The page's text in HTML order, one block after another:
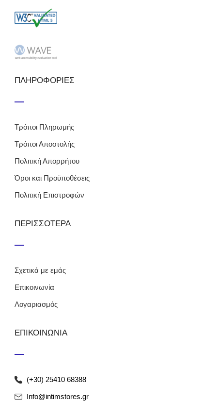
ΠΛΗΡΟΦΟΡΙΕΣ
Τρόποι Πληρωμής
Τρόποι Αποστολής
Πολιτική Απορρήτου
Όροι και Προϋποθέσεις
Πολιτική Επιστροφών
ΠΕΡΙΣΣΟΤΕΡΑ
Σχετικά με εμάς
Επικοινωνία
Λογαριασμός
ΕΠΙΚΟΙΝΩΝΙΑ
(+30) 25410 68388
Info@intimstores.gr